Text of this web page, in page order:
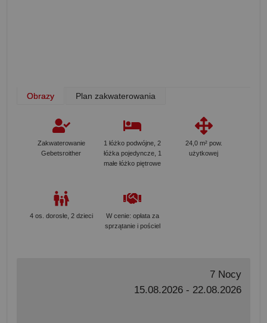
Obrazy Plan zakwaterowania
Zakwaterowanie
Gebetsroither
1 łóżko podwójne, 2
łóżka pojedyncze, 1
małe łóżko piętrowe
24,0 m² pow.
użytkowej
4 os. dorosłe, 2 dzieci
W cenie: opłata za
sprzątanie i pościel
7 Nocy
15.08.2026 - 22.08.2026